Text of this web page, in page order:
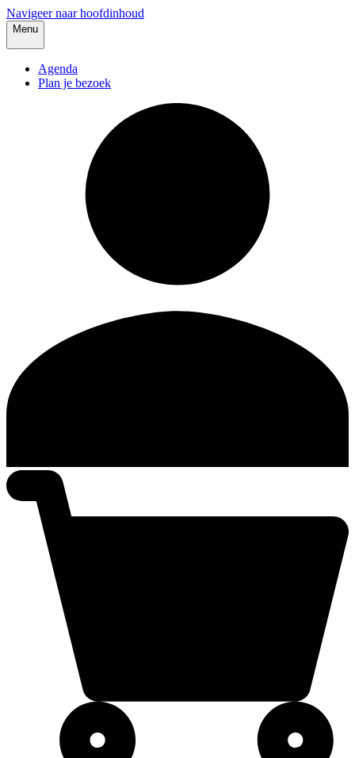
Navigeer naar hoofdinhoud
Menu
Agenda
Plan je bezoek